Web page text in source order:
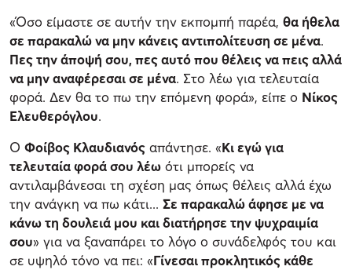
«Όσο είμαστε σε αυτήν την εκπομπή παρέα, θα ήθελα
σε παρακαλώ να μην κάνεις αντιπολίτευση σε μένα.
Πες την άποψή σου, πες αυτό που θέλεις να πεις αλλά
να μην αναφέρεσαι σε μένα. Στο λέω για τελευταία
φορά. Δεν θα το πω την επόμενη φορά», είπε ο Νίκος
Ελευθερόγλου.
Ο Φοίβος Κλαυδιανός απάντησε. «Κι εγώ για
τελευταία φορά σου λέω ότι μπορείς να
αντιλαμβάνεσαι τη σχέση μας όπως θέλεις αλλά έχω
την ανάγκη να πω κάτι... Σε παρακαλώ άφησε με να
κάνω τη δουλειά μου και διατήρησε την ψυχραιμία
σου» για να ξαναπάρει το λόγο ο συνάδελφός του και
σε υψηλό τόνο να πει: «Γίνεσαι προκλητικός κάθε